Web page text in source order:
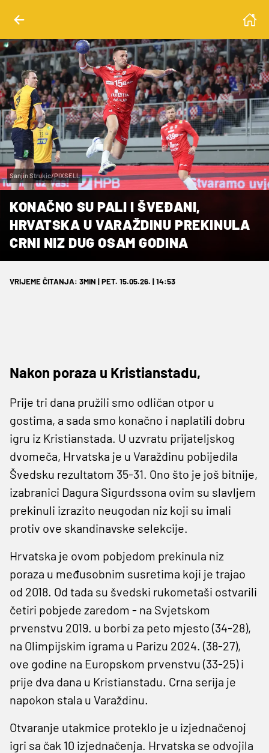
Sanjin Strukic/PIXSELL
KONAČNO SU PALI I ŠVEĐANI,
HRVATSKA U VARAŽDINU PREKINULA
CRNI NIZ DUG OSAM GODINA
VRIJEME ČITANJA: 3MIN | PET. 15.05.26. | 14:53
Nakon poraza u Kristianstadu,
Prije tri dana pružili smo odličan otpor u
gostima, a sada smo konačno i naplatili dobru
igru iz Kristianstada. U uzvratu prijateljskog
dvomeča, Hrvatska je u Varaždinu pobijedila
Švedsku rezultatom 35-31. Ono što je još bitnije,
izabranici Dagura Sigurdssona ovim su slavljem
prekinuli izrazito neugodan niz koji su imali
protiv ove skandinavske selekcije.
Hrvatska je ovom pobjedom prekinula niz
poraza u međusobnim susretima koji je trajao
od 2018. Od tada su švedski rukometaši ostvarili
četiri pobjede zaredom - na Svjetskom
prvenstvu 2019. u borbi za peto mjesto (34-28),
na Olimpijskim igrama u Parizu 2024. (38-27),
ove godine na Europskom prvenstvu (33-25) i
prije dva dana u Kristianstadu. Crna serija je
napokon stala u Varaždinu.
Otvaranje utakmice proteklo je u izjednačenoj
igri sa čak 10 izjednačenja. Hrvatska se odvojila